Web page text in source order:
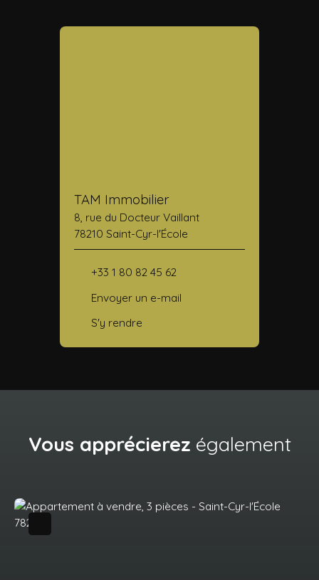
TAM Immobilier
8, rue du Docteur Vaillant
78210 Saint-Cyr-l'École
+33 1 80 82 45 62
Envoyer un e-mail
S'y rendre
Vous apprécierez également